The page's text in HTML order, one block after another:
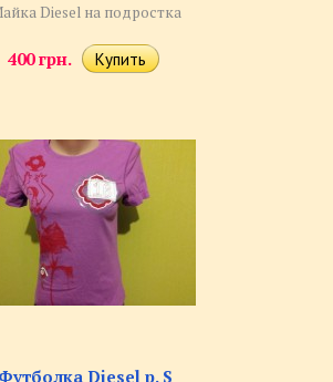
Diesel на подростка
400 грн.
Футболка Diesel р. S